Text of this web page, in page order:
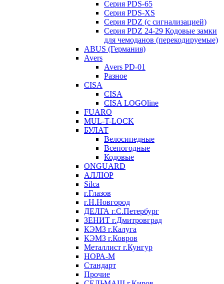
Серия PDS-65
Серия PDS-XS
Серия PDZ (с сигнализацией)
Серия PDZ 24-29 Кодовые замки
для чемоданов (перекодируемые)
ABUS (Германия)
Avers
Avers PD-01
Разное
CISA
CISA
CISA LOGOline
FUARO
MUL-T-LOCK
БУЛАТ
Велосипедные
Всепогодные
Кодовые
ONGUARD
АЛЛЮР
Silca
г.Глазов
г.Н.Новгород
ДЕЛГА г.С.Петербург
ЗЕНИТ г.Дмитровград
КЭМЗ г.Калуга
КЭМЗ г.Ковров
Металлист г.Кунгур
НОРА-М
Стандарт
Прочие